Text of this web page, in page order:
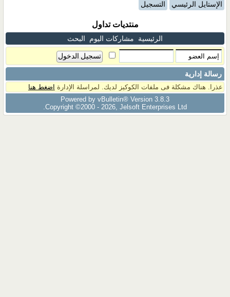
الإستايل الرئيسي التسجيل
منتديات تداول
الرئيسية مشاركات اليوم البحث
رسالة إدارية
عذرا. هناك مشكلة فى ملفات الكوكيز لديك. لمراسلة الإدارة اضغط هنا
Powered by vBulletin® Version 3.8.3
Copyright ©2000 - 2026, Jelsoft Enterprises Ltd.